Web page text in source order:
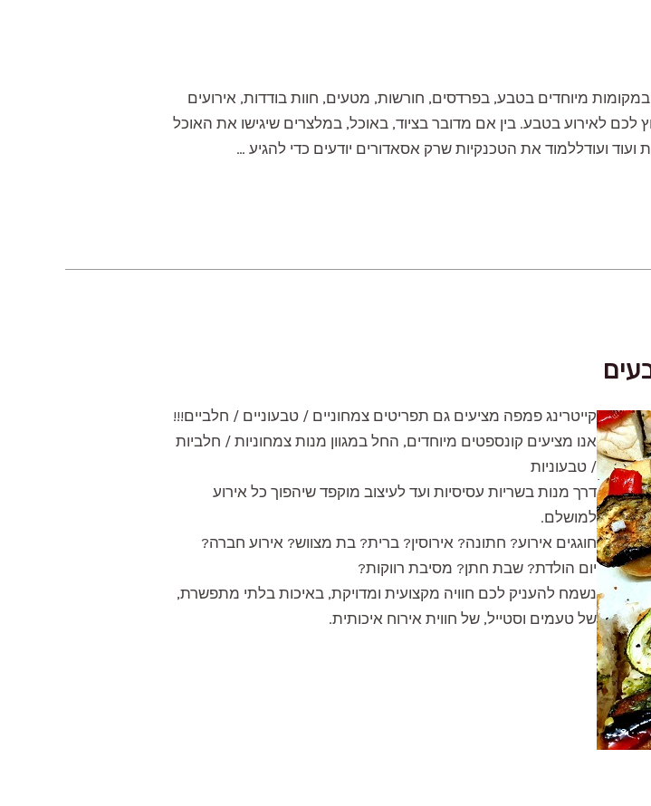
במקומות מיוחדים בטבע, בפרדסים, חורשות, מטעים, חוות בודדות, אירועים
לאירוע בטבע. בין אם מדובר בציוד, באוכל, במלצרים שיגישו את האוכל
ועודללמוד את הטכנקיות שרק אסאדורים יודעים כדי להגיע …
קייטרינג פמפה מציעים גם תפריטים צמחוניים / טבעוניים / חלביים!!!
אנו מציעים קונספטים מיוחדים, החל במגוון מנות צמחוניות / חלביות
/ טבעוניות
דרך מנות בשריות עסיסיות ועד לעיצוב מוקפד שיהפוך כל אירוע
למושלם.
חוגגים אירוע? חתונה? אירוסין? ברית? בת מצווש? אירוע חברה?
יום הולדת? שבת חתן? מסיבת רווקות?
נשמח להעניק לכם חוויה מקצועית ומדויקת, באיכות בלתי מתפשרת,
של טעמים וסטייל, של חווית אירוח איכותית.